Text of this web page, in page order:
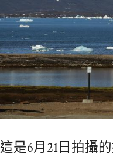
這是6月21日拍攝